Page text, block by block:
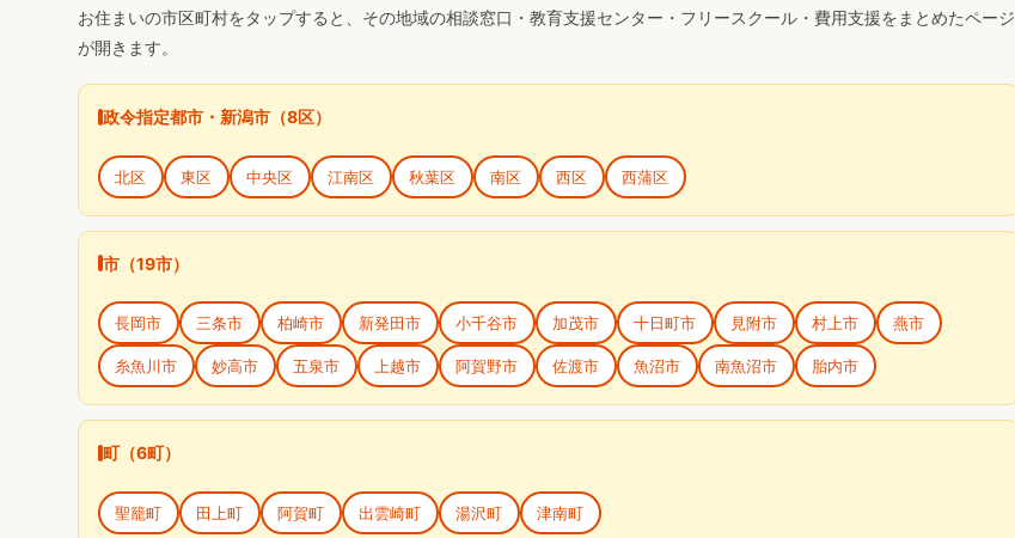
お住まいの市区町村をタップすると、その地域の相談窓口・教育支援センター・フリースクール・費用支援をまとめたページ
が開きます。
政令指定都市・新潟市（8区）
北区 東区 中央区 江南区 秋葉区 南区 西区 西蒲区
市（19市）
長岡市 三条市 柏崎市 新発田市 小千谷市 加茂市 十日町市 見附市 村上市 燕市
糸魚川市 妙高市 五泉市 上越市 阿賀野市 佐渡市 魚沼市 南魚沼市 胎内市
町（6町）
聖籠町 田上町 阿賀町 出雲崎町 湯沢町 津南町